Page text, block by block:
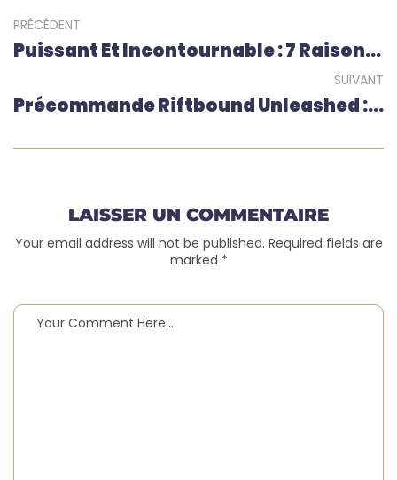
PRÉCÉDENT
Puissant Et Incontournable : 7 Raisons De Craquer Pour Naruto Mythos TCG (précommande Du 1er Set)
SUIVANT
Précommande Riftbound Unleashed : Les Raisons De Réserver Le Set 3 De Riftbound : UNLEASHED
LAISSER UN COMMENTAIRE
Your email address will not be published. Required fields are
marked *